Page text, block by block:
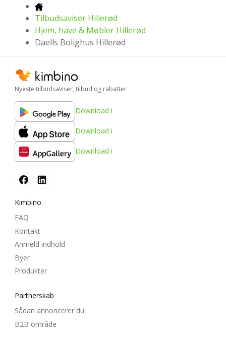
Tilbudsaviser Hillerød
Hjem, have & Møbler Hillerød
Daells Bolighus Hillerød
Nyeste tilbudsaviser, tilbud og rabatter
Download i
Download i
Download i
Kimbino
FAQ
Kontakt
Anmeld indhold
Byer
Produkter
Partnerskab
Sådan annoncerer du
B2B område